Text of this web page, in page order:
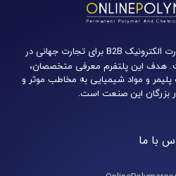
آنلاین پلیمر پلتفرمی پیشرو در تجارت الکترونیک B2B برای تجارت جهانی در
هدف این پلتفرم معرفی متخصصان،
و مواد شیمیایی به مخاطب موثر و
بزرگان این صنعت است.
با ما